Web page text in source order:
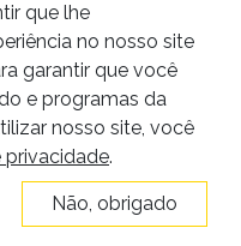
voltou ao tema ao
decisãoda Meta de
de fatos nas redes
pilar fundamental
que essa decisão do
que lhe
no nosso site
garantir que você
e programas da
nosso site, você
.
Não, obrigado